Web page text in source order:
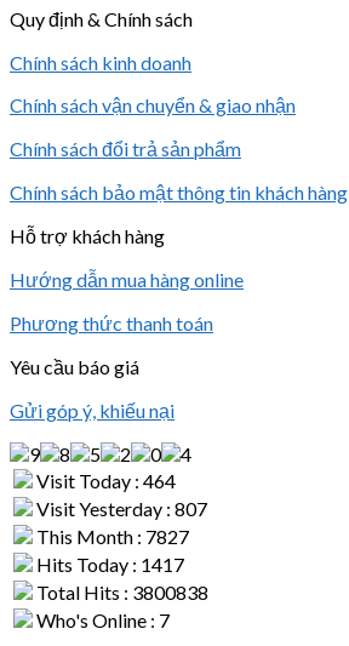
Quy định & Chính sách
Chính sách kinh doanh
Chính sách vận chuyển & giao nhận
Chính sách đổi trả sản phẩm
Chính sách bảo mật thông tin khách hàng
Hỗ trợ khách hàng
Hướng dẫn mua hàng online
Phương thức thanh toán
Yêu cầu báo giá
Gửi góp ý, khiếu nại
Visit Today : 464
Visit Yesterday : 807
This Month : 7827
Hits Today : 1417
Total Hits : 3800838
Who's Online : 7